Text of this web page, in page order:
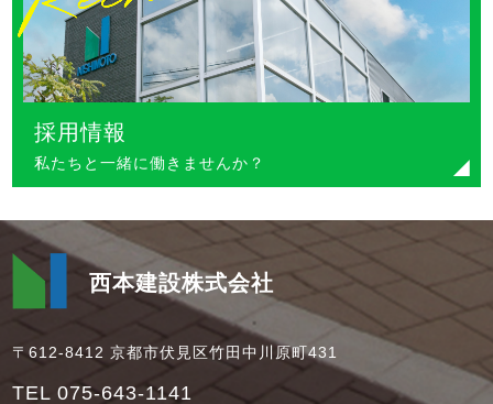
採用情報
私たちと一緒に働きませんか？
西本建設株式会社
〒612-8412 京都市伏見区竹田中川原町431
TEL 075-643-1141